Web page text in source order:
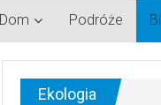
Dom Podróże
Ekologia